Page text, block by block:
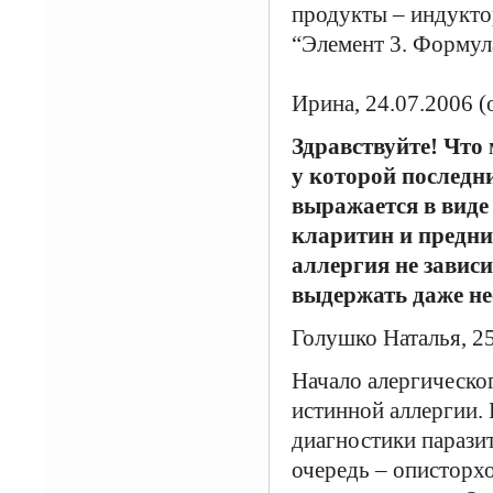
продукты –
“Элемент 3.
Ирина, 24.07.2006
Здравствуйте!
у которой
выражается в
кларитин и
аллергия не
выдержать даже
Голушко Наталья,
Начало
истинной
диагностики
очередь –